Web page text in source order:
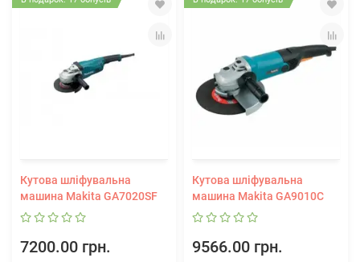
Кутова шліфувальна
машина Makita GA7020SF
7200.00 грн.
Кутова шліфувальна
машина Makita GA9010C
9566.00 грн.